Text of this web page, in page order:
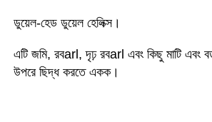
ডুয়েল-হেড ডুয়েল হেলিক্স।
এটি জমি, রবarl, দৃঢ় রবarl এবং কিছু মাটি এবং
উপরে ছিদ্ধ করতে একক।